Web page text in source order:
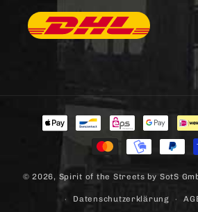
Zahlungsmethoden
© 2026, Spirit of the Streets by SotS
Datenschutzerklärung